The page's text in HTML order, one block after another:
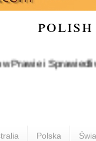
i
Polska